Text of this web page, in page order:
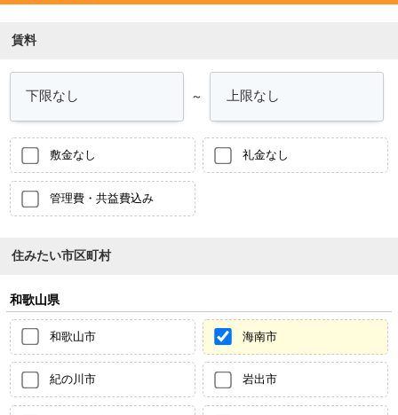
賃料
～
敷金なし 礼金なし
管理費・共益費込み
住みたい市区町村
和歌山県
和歌山市 海南市
紀の川市 岩出市